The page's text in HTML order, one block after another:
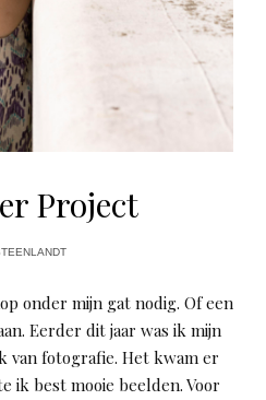
Project
onder mijn gat nodig. Of een
Eerder dit jaar was ik mijn
van fotografie. Het kwam er
ik best mooie beelden. Voor